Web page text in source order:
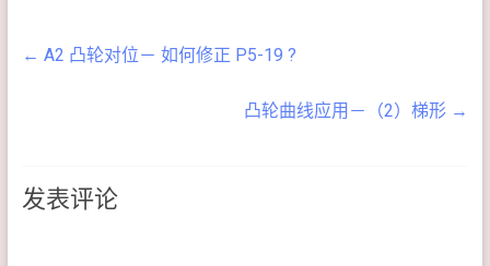
← A2 凸轮对位－ 如何修正 P5-19 ?
凸轮曲线应用－（2）梯形 →
发表评论